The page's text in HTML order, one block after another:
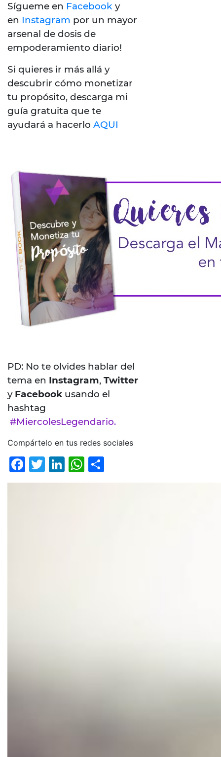
Sígueme en Facebook y
en Instagram por un mayor
arsenal de dosis de
empoderamiento diario!
Si quieres ir más allá y
descubrir cómo monetizar
tu propósito, descarga mi
guía gratuita que te
ayudará a hacerlo AQUI
PD: No te olvides hablar del
tema en Instagram, Twitter
y Facebook usando el
hashtag
#MiercolesLegendario.
Compártelo en tus redes sociales
Facebook
Twitter
LinkedIn
WhatsApp